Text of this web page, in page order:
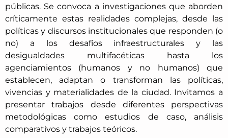
públicas. Se convoca a investigaciones que aborden
críticamente estas realidades complejas, desde las
políticas y discursos institucionales que responden (o
no) a los desafíos infraestructurales y las
desigualdades multifacéticas hasta los
agenciamientos (humanos y no humanos) que
establecen, adaptan o transforman las políticas,
vivencias y materialidades de la ciudad. Invitamos a
presentar trabajos desde diferentes perspectivas
metodológicas como estudios de caso, análisis
comparativos y trabajos teóricos.